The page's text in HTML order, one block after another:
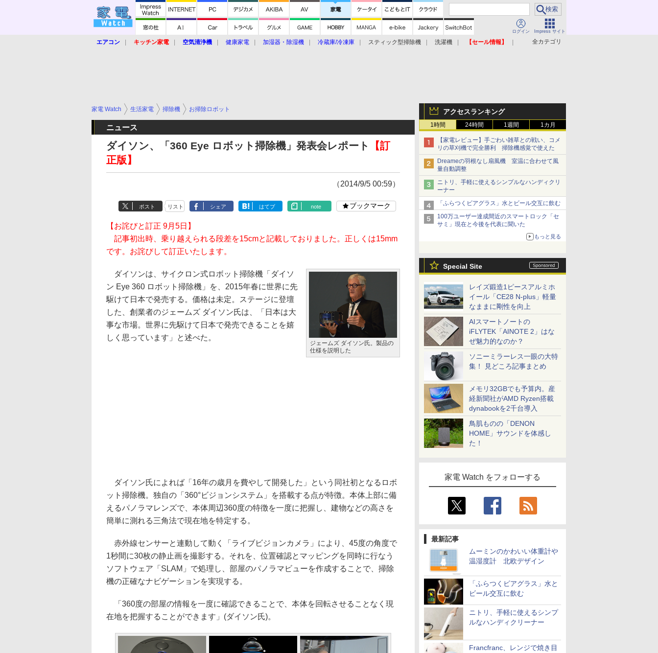
ログイン Impress サイト
全カテゴリ
エアコン キッチン家電 空気清浄機 健康家電 加湿器・除湿機 冷蔵庫/冷凍庫 スティック型掃除機 洗濯機
【セール情報】
アクセスランキング
1時間 24時間 1週間 1カ月
【家電レビュー】手ごわい雑草との戦い、コメ
リの草刈機で完全勝利 掃除機感覚で使えた
Dreameの羽根なし扇風機 室温に合わせて風
量自動調整
ニトリ、手軽に使えるシンプルなハンディクリ
ーナー
「ふらつくビアグラス」水とビール交互に飲む
100万ユーザー達成間近のスマートロック「セ
サミ」現在と今後を代表に聞いた
もっと見る
Special Site
レイズ鍛造1ピースアルミホ
イール「CE28 N-plus」軽量
なままに剛性を向上
AIスマートノートの
iFLYTEK「AINOTE 2」はな
ぜ魅力的なのか？
ソニーミラーレス一眼の大特
集！ 見どころ記事まとめ
メモリ32GBでも予算内。産
経新聞社がAMD Ryzen搭載
dynabookを2千台導入
鳥肌ものの「DENON
HOME」サウンドを体感し
た！
家電 Watch をフォローする
最新記事
ムーミンのかわいい体重計や
温湿度計 北欧デザイン
「ふらつくビアグラス」水と
ビール交互に飲む
ニトリ、手軽に使えるシンプ
ルなハンディクリーナー
Francfranc、レンジで焼き目
家電 Watch 生活家電 掃除機 お掃除ロボット
ニュース
ダイソン、「360 Eye ロボット掃除機」発表会レポート
【訂
正版】
（2014/9/5 00:59）
ポスト リスト シェア はてブ note ブックマーク
【お詫びと訂正 9月5日】
記事初出時、乗り越えられる段差を15cmと記載しておりました。正しくは15mm
です。お詫びして訂正いたします。
ジェームズ ダイソン氏。製品の
仕様を説明した
ダイソンは、サイクロン式ロボット掃除機「ダイソ
ン Eye 360 ロボット掃除機」を、2015年春に世界に先
駆けて日本で発売する。価格は未定。ステージに登壇
した、創業者のジェームズ ダイソン氏は、「日本は大
事な市場。世界に先駆けて日本で発売できることを嬉
しく思っています」と述べた。
ダイソン氏によれば「16年の歳月を費やして開発した」という同社初となるロボ
ット掃除機。独自の「360°ビジョンシステム」を搭載する点が特徴。本体上部に備
えるパノラマレンズで、本体周辺360度の特徴を一度に把握し、建物などの高さを
簡単に測れる三角法で現在地を特定する。
赤外線センサーと連動して動く「ライブビジョンカメラ」により、45度の角度で
1秒間に30枚の静止画を撮影する。それを、位置確認とマッピングを同時に行なう
ソフトウェア「SLAM」で処理し、部屋のパノラマビューを作成することで、掃除
機の正確なナビゲーションを実現する。
「360度の部屋の情報を一度に確認できることで、本体を回転させることなく現
在地を把握することができます」(ダイソン氏)。